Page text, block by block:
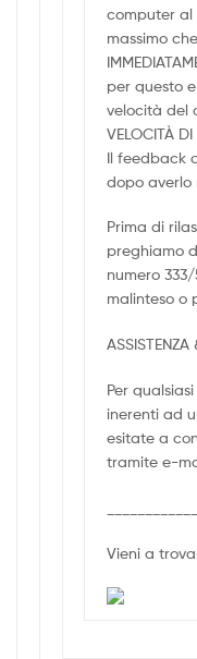
computer al
massimo
per questo
velocità del
VELOCITÀ DI
Il feedback
dopo averlo
Prima di
preghiamo
numero
malinteso o
ASSISTENZA
Per
inerenti ad
esitate a
tramite e-
Vieni a